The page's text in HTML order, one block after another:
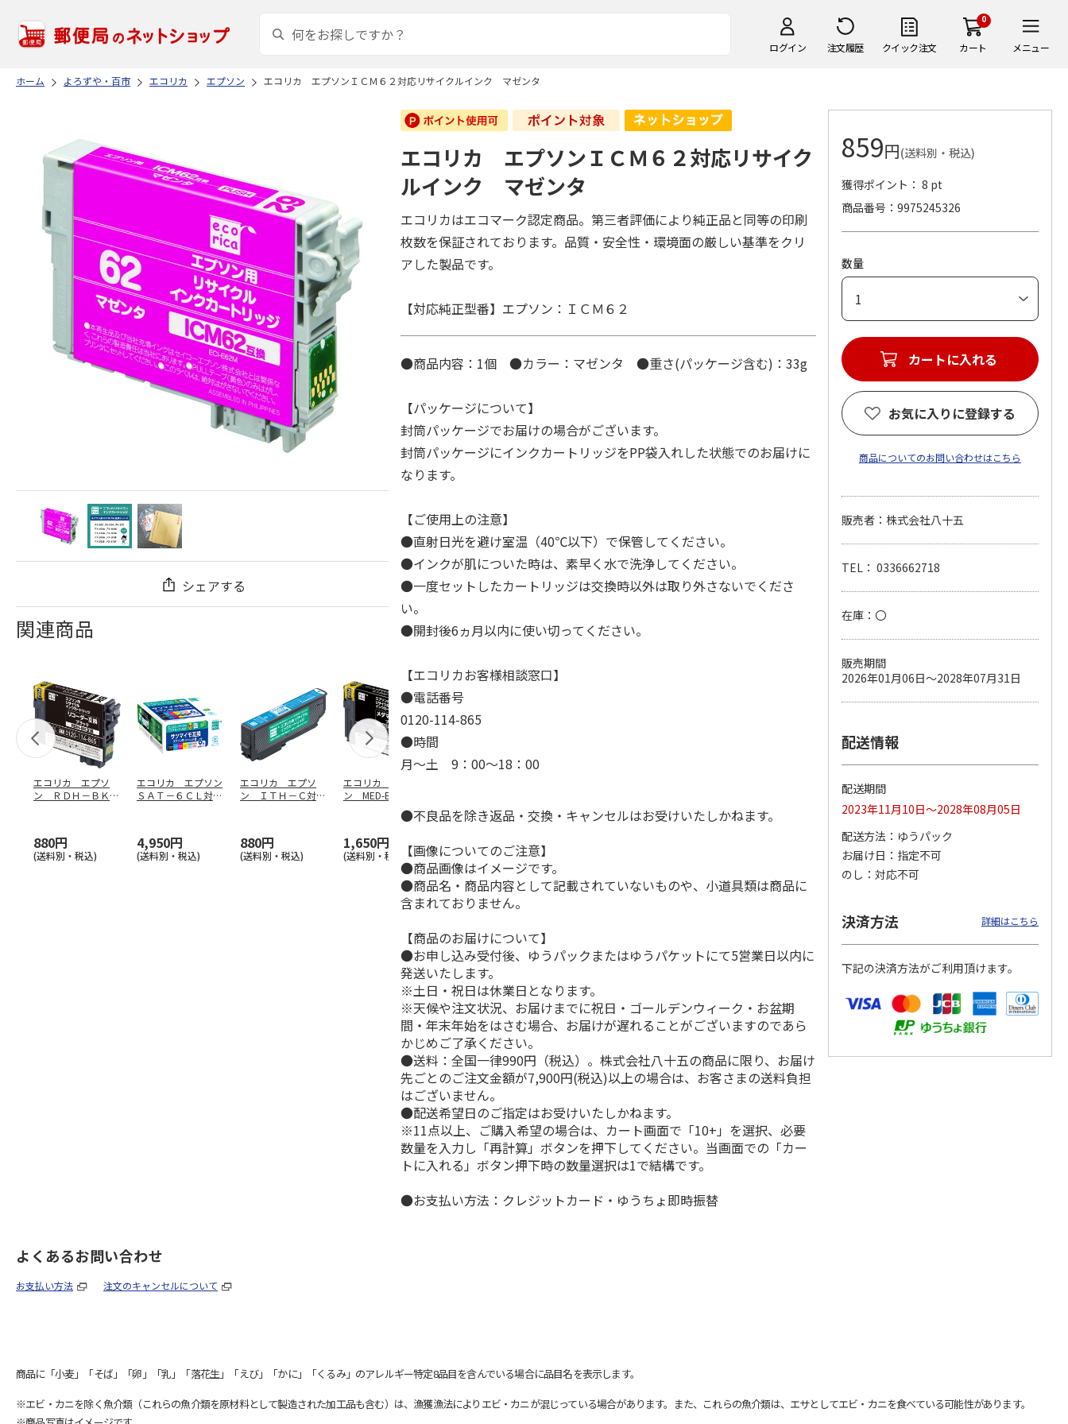
ログイン 注文履歴 クイック注文
0
カート メニュー
ホーム よろずや・百市 エコリカ エプソン エコリカ エプソンＩＣＭ６２対応リサイクルインク マゼンタ
シェアする
関連商品
エコリカ エプソ
ン ＲＤＨ－ＢＫ対
880円
(送料別・税込)
エコリカ エプソン
ＳＡＴ－６ＣＬ対応
4,950円
(送料別・税込)
エコリカ エプソ
ン ＩＴＨ－Ｃ対応
880円
(送料別・税込)
エコリカ エプソ
ン MED-BK対応リ
サイクルインク ブ
1,650円
(送料別・税込)
リサイクルインク
マゼン…
770円
(送料別・税込)
Ｌ対応リサイクルイ
ンク…
応リサイクルイン
ク ライ…
－Ｌ対応リサイクル
インク
エコリカ エプソ
ン ＭＵＧ－４ＣＬ
対応リサイクルイン
3,740円
(送料別・税込)
対応リサイクルイン
エコリカ エプソンＩＣＭ６２対応リサイク
ルインク マゼンタ
エコリカはエコマーク認定商品。第三者評価により純正品と同等の印刷
枚数を保証されております。品質・安全性・環境面の厳しい基準をクリ
アした製品です。
【対応純正型番】エプソン：ＩＣＭ６２
●商品内容：1個 ●カラー：マゼンタ ●重さ(パッケージ含む)：33g
【パッケージについて】
封筒パッケージでお届けの場合がございます。
封筒パッケージにインクカートリッジをPP袋入れした状態でのお届けに
なります。
【ご使用上の注意】
●直射日光を避け室温（40℃以下）で保管してください。
●インクが肌についた時は、素早く水で洗浄してください。
●一度セットしたカートリッジは交換時以外は取り外さないでくださ
い。
●開封後6ヵ月以内に使い切ってください。
【エコリカお客様相談窓口】
●電話番号
0120-114-865
●時間
月～土 9：00～18：00
●不良品を除き返品・交換・キャンセルはお受けいたしかねます。
【画像についてのご注意】
●商品画像はイメージです。
●商品名・商品内容として記載されていないものや、小道具類は商品に
含まれておりません。
【商品のお届けについて】
●お申し込み受付後、ゆうパックまたはゆうパケットにて5営業日以内に
発送いたします。
※土日・祝日は休業日となります。
※天候や注文状況、お届けまでに祝日・ゴールデンウィーク・お盆期
間・年末年始をはさむ場合、お届けが遅れることがございますのであら
かじめご了承ください。
●送料：全国一律990円（税込）。株式会社八十五の商品に限り、お届け
先ごとのご注文金額が7,900円(税込)以上の場合は、お客さまの送料負担
はございません。
●配送希望日のご指定はお受けいたしかねます。
※11点以上、ご購入希望の場合は、カート画面で「10+」を選択、必要
数量を入力し「再計算」ボタンを押下してください。当画面での「カー
トに入れる」ボタン押下時の数量選択は1で結構です。
●お支払い方法：クレジットカード・ゆうちょ即時振替
859円(送料別・税込)
獲得ポイント： 8 pt
商品番号
9975245326
数量
カートに入れる
お気に入りに登録する
商品についてのお問い合わせはこちら
販売者：株式会社八十五
TEL： 0336662718
在庫：〇
販売期間
2026年01月06日～2028年07月31日
配送情報
配送期間
2023年11月10日～2028年08月05日
配送方法
ゆうパック
お届け日
指定不可
のし
対応不可
決済方法 詳細はこちら
下記の決済方法がご利用頂けます。
よくあるお問い合わせ
お支払い方法 注文のキャンセルについて
商品に「小麦」「そば」「卵」「乳」「落花生」「えび」「かに」「くるみ」のアレルギー特定8品目を含んでいる場合に品目名を表示します。
※エビ・カニを除く魚介類（これらの魚介類を原材料として製造された加工品も含む）は、漁獲漁法によりエビ・カニが混じっている場合があります。また、これらの魚介類は、エサとしてエビ・カニを食べている可能性があります。